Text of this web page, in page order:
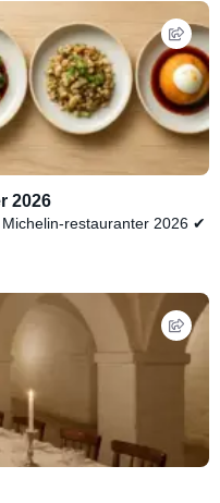
2026
restauranter 2026 ✔